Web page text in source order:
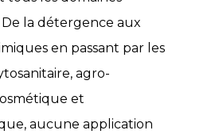
De la détergence aux
en passant par les
agro-
et
aucune application